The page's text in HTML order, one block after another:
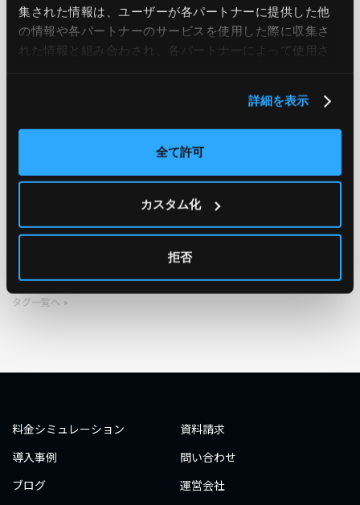
集された情報は、ユーザーが各パートナーに提供した他
の情報や各パートナーのサービスを使用した際に収集さ
れた情報と組み合わされ、各パートナーによって使用さ
詳細を表示
全て許可
カスタム化
拒否
CATEGORY
TAG
#AWS re:Invent 2019 #奮闘記
#○○してみた
#自動化 #エンジニア
#エンジニア
タグ一覧へ
料金シミュレーション
導入事例
ブログ
資料請求
問い合わせ
運営会社